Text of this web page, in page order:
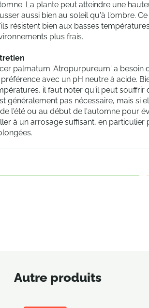
La plante peut atteindre une
aussi bien au soleil qu'à l'ombre.
résistent bien aux basses
plus frais.
palmatum 'Atropurpureum' a besoin
avec un pH neutre à acide.
il faut noter qu'il peut souffrir
généralement pas nécessaire, mais si
l'été ou au début de l'automne pour
à un arrosage suffisant, en
Autre produits